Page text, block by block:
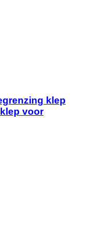
klep
voor